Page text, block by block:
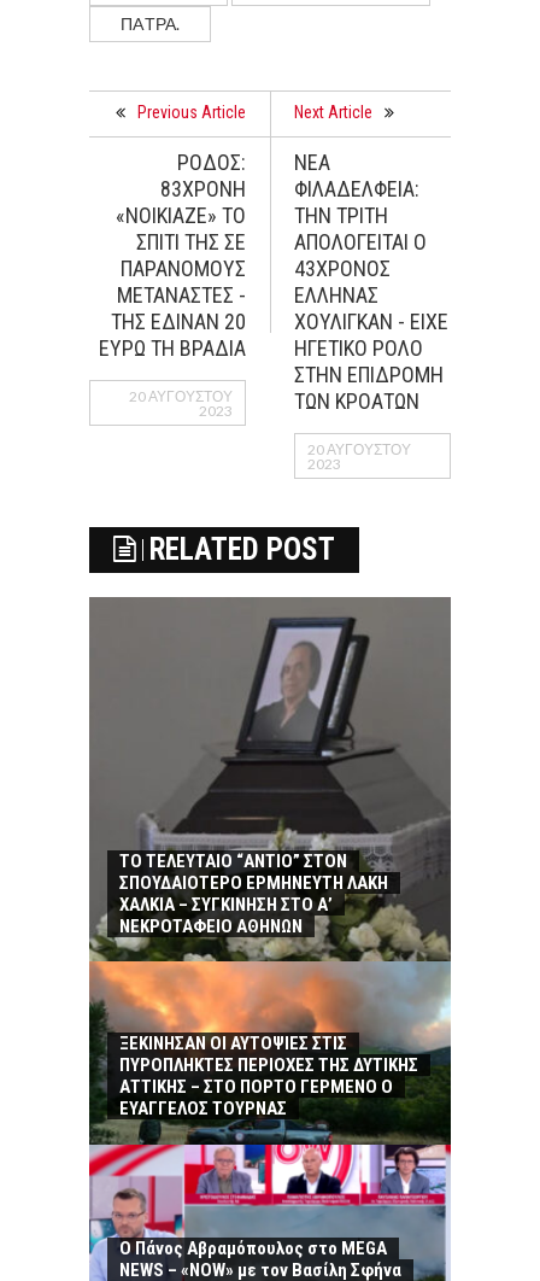
ΠAΤΡΑ.
Previous Article
ΡΟΔΟΣ:
83ΧΡΟΝΗ
«ΝΟΙΚΙΑΖΕ» ΤΟ
ΣΠΙΤΙ ΤΗΣ ΣΕ
ΠΑΡΑΝΟΜΟΥΣ
ΜΕΤΑΝΑΣΤΕΣ -
ΤΗΣ ΕΔΙΝΑΝ 20
ΕΥΡΩ ΤΗ ΒΡΑΔΙΑ
20 ΑΥΓΟΎΣΤΟΥ
2023
Next Article
ΝΕΑ
ΦΙΛΑΔΕΛΦΕΙΑ:
ΤΗΝ ΤΡΙΤΗ
ΑΠΟΛΟΓΕΙΤΑΙ Ο
43ΧΡΟΝΟΣ
EΛΛΗΝΑΣ
ΧΟΥΛΙΓΚΑΝ - ΕΙΧΕ
ΗΓΕΤΙΚΟ ΡΟΛΟ
ΣΤΗΝ ΕΠΙΔΡΟΜΗ
ΤΩΝ ΚΡΟΑΤΩΝ
20 ΑΥΓΟΎΣΤΟΥ
2023
RELATED POST
ΤΟ ΤΕΛΕΥΤΑΙΟ “ΑΝΤΙΟ” ΣΤΟΝ
ΣΠΟΥΔΑΙΟΤΕΡΟ ΕΡΜΗΝΕΥΤΗ ΛΑΚΗ
ΧΑΛΚΙΑ – ΣΥΓΚΙΝΗΣΗ ΣΤΟ Α’
ΝΕΚΡΟΤΑΦΕΙΟ ΑΘΗΝΩΝ
ΞΕΚΙΝΗΣΑΝ ΟΙ ΑΥΤΟΨΙΕΣ ΣΤΙΣ
ΠΥΡΟΠΛΗΚΤΕΣ ΠΕΡΙΟΧΕΣ ΤΗΣ ΔΥΤΙΚΗΣ
ΑΤΤΙΚΗΣ – ΣΤΟ ΠΟΡΤΟ ΓΕΡΜΕΝΟ Ο
ΕΥΑΓΓΕΛΟΣ ΤΟΥΡΝΑΣ
Ο Πάνος Αβραμόπουλος στο MEGA
NEWS – «NOW» με τον Βασίλη Σφήνα